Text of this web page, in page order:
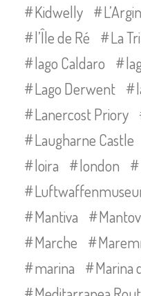
Kidwelly
l’Île de Ré
La
lago Caldaro
Lago Derwent
Lanercost Priory
Laugharne Castle
loira
london
Mantiva
Marche
marina
Marina